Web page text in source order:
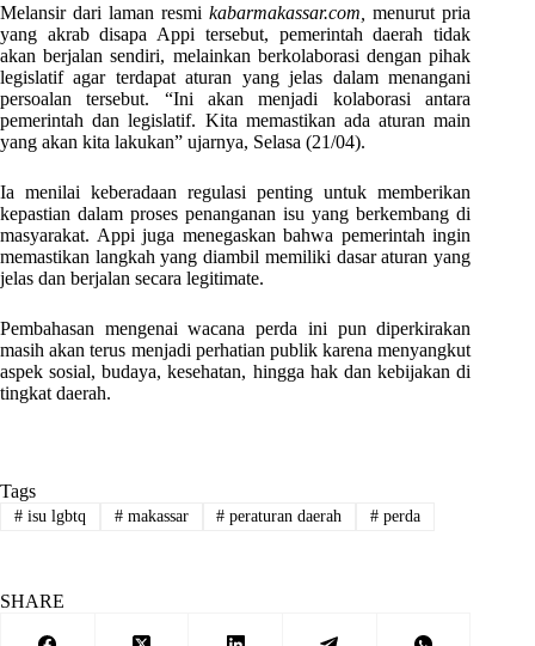
Melansir dari laman resmikabarmakassar.com,menurut pria
yang akrab disapa Appi tersebut, pemerintah daerah tidak
akan berjalan sendiri, melainkan berkolaborasi dengan pihak
legislatif agar terdapat aturan yang jelas dalam menangani
persoalan tersebut. “Ini akan menjadi kolaborasi antara
pemerintah dan legislatif. Kita memastikan ada aturan main
yang akan kita lakukan” ujarnya, Selasa (21/04).
Ia menilai keberadaan regulasi penting untuk memberikan
kepastian dalam proses penanganan isu yang berkembang di
masyarakat. Appi juga menegaskan bahwa pemerintah ingin
memastikan langkah yang diambil memiliki dasar aturan yang
jelas dan berjalan secara legitimate.
Pembahasan mengenai wacana perda ini pun diperkirakan
masih akan terus menjadi perhatian publik karena menyangkut
aspek sosial, budaya, kesehatan, hingga hak dan kebijakan di
tingkat daerah.
Tags
#isu lgbtq #makassar # peraturan daerah # perda
SHARE